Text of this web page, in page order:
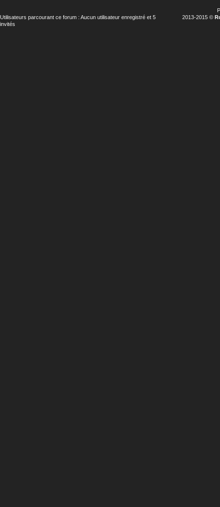
Utilisateurs parcourant ce forum : Aucun utilisateur enregistré et 5
invités
2013-2015 ©